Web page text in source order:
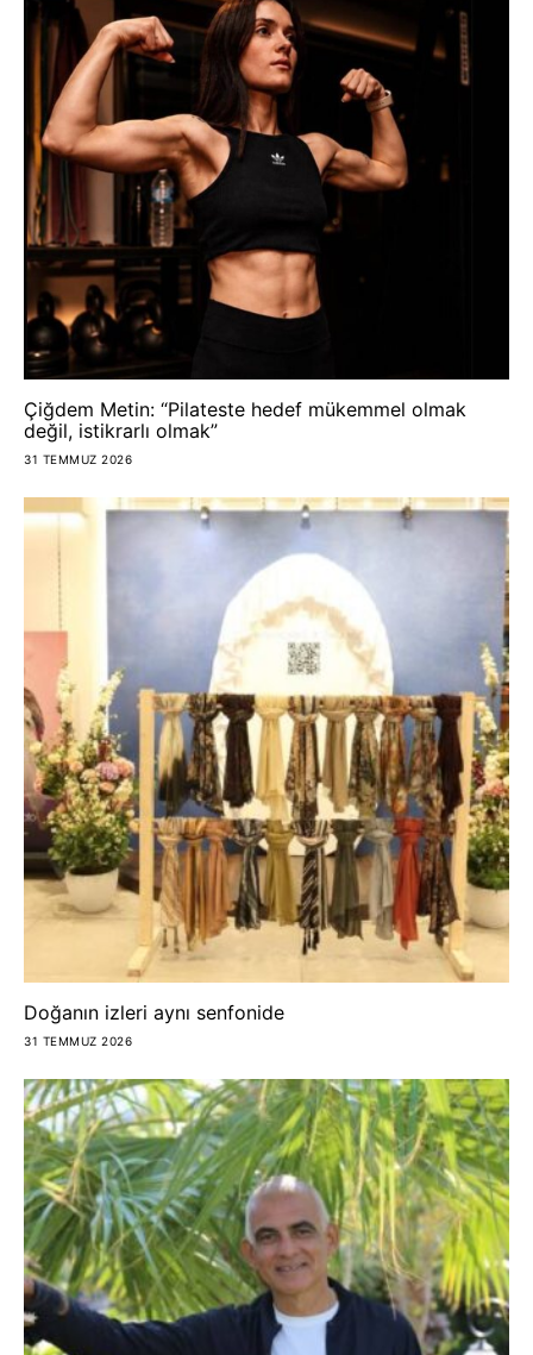
Çiğdem Metin: “Pilateste hedef mükemmel olmak
değil, istikrarlı olmak”
31 TEMMUZ 2026
Doğanın izleri aynı senfonide
31 TEMMUZ 2026